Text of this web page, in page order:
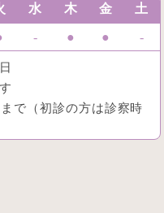
水 木 金 土
- ● ● -
で（初診の方は診察時